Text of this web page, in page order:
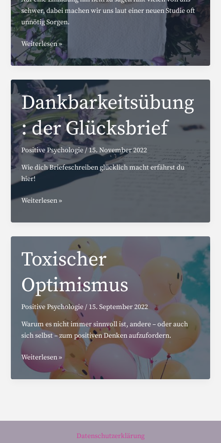
schwer, dabei machen wir uns laut einer neuen Studie oft
unnötig Sorgen.
Die
Kunst
des
Weiterlesen »
Dankbarkeitsübung
: der Glücksbrief
Positive Psychologie/15. November 2022
Wie dich Briefeschreiben glücklich macht erfährst du
hier!
Dankbarkeitsübung:
Glücksbrief
Weiterlesen »
Toxischer
Optimismus
Positive Psychologie/ 15. September 2022
Warum es nicht immer sinnvoll ist, andere – oder auch
sich selbst – zum positiven Denken aufzufordern.
Toxischer
Optimismus
Weiterlesen »
Datenschutzerklärung